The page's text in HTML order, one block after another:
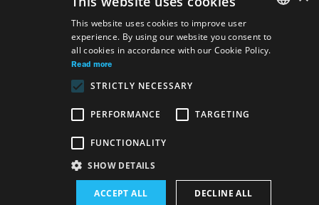
Graduation concert of the Opera
Sid, the butcher's
Benjamin Britten
Site map
Terms & Conditions
Declaration on the Processing of Personal Data
SLOVAK
This website uses cookies to improve user
experience. By using our website you consent to
all cookies in accordance with our Cookie Policy.
Read more
STRICTLY NECESSARY
PERFORMANCE TARGETING
FUNCTIONALITY
SHOW DETAILS
ACCEPT ALL DECLINE ALL